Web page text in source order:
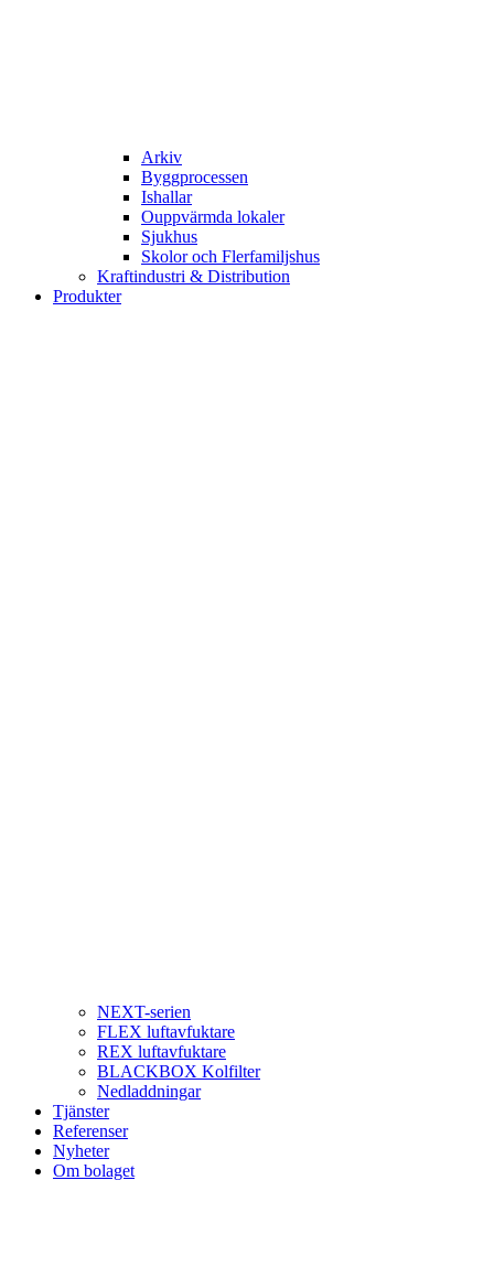
Arkiv
Byggprocessen
Ishallar
Ouppvärmda lokaler
Sjukhus
Skolor och Flerfamiljshus
Kraftindustri & Distribution
Produkter
NEXT-serien
FLEX luftavfuktare
REX luftavfuktare
BLACKBOX Kolfilter
Nedladdningar
Tjänster
Referenser
Nyheter
Om bolaget